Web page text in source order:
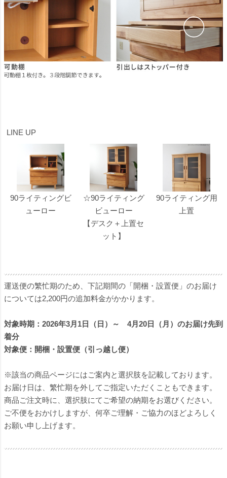
LINE UP
90ライティングビ
ューロー
☆90ライティング
ビューロー
【デスク＋上置セ
ット】
90ライティング用
上置
運送便の繁忙期のため、下記期間の「開梱・設置便」のお届け
については2,200円の追加料金がかかります。
対象時期：2026年3月1日（日）～ 4月20日（月）のお届け先到
着分
対象便：開梱・設置便（引っ越し便）
※該当の商品ページにはご案内と選択肢を記載しております。
お届け日は、繁忙期を外してご指定いただくこともできます。
商品ご注文時に、選択肢にてご希望の納期をお選びください。
ご不便をおかけしますが、何卒ご理解・ご協力のほどよろしく
お願い申し上げます。